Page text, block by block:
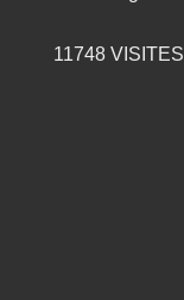
11748 VISITES